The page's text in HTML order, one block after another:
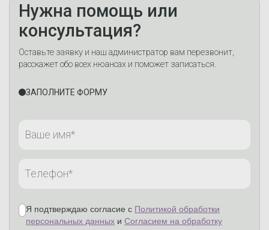
Нужна помощь или
консультация?
Оставьте заявку и наш администратор вам перезвонит,
расскажет обо всех нюансах и поможет записаться.
ЗАПОЛНИТЕ ФОРМУ
Я подтверждаю согласие с Политикой обработки
персональных данных и Согласием на обработку